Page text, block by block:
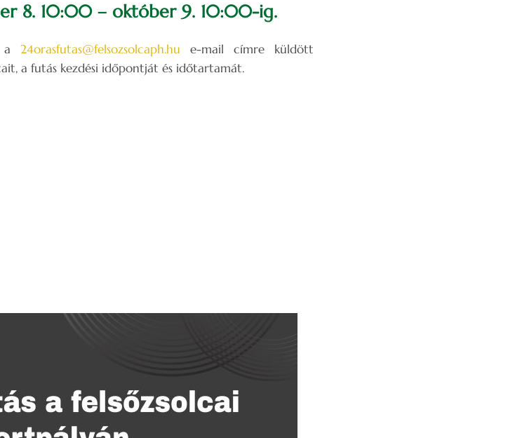
8. 10:00 – október 9. 10:00-ig.
a24orasfutas@felsozsolcaph.hu e-mail címre küldött
a futás kezdési időpontját és időtartamát.